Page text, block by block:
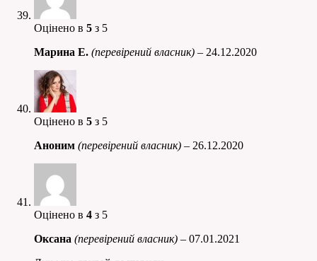
Оцінено в 5 з 5
Марина Е. (перевірений власник) – 24.12.2020
Оцінено в 5 з 5
Аноним (перевірений власник) – 26.12.2020
Оцінено в 4 з 5
Оксана (перевірений власник) – 07.01.2021